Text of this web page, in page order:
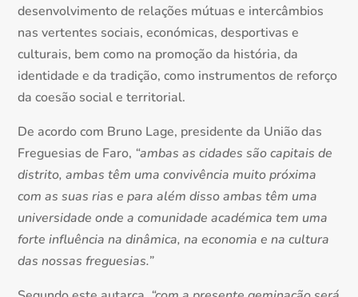
desenvolvimento de relações mútuas e intercâmbios
nas vertentes sociais, económicas, desportivas e
culturais, bem como na promoção da história, da
identidade e da tradição, como instrumentos de reforço
da coesão social e territorial.
De acordo com Bruno Lage, presidente da União das
Freguesias de Faro, “ambas as cidades são capitais de
distrito, ambas têm uma convivência muito próxima
com as suas rias e para além disso ambas têm uma
universidade onde a comunidade académica tem uma
forte influência na dinâmica, na economia e na cultura
das nossas freguesias.”